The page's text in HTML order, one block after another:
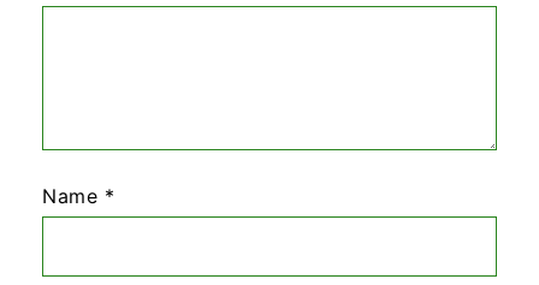
Name *